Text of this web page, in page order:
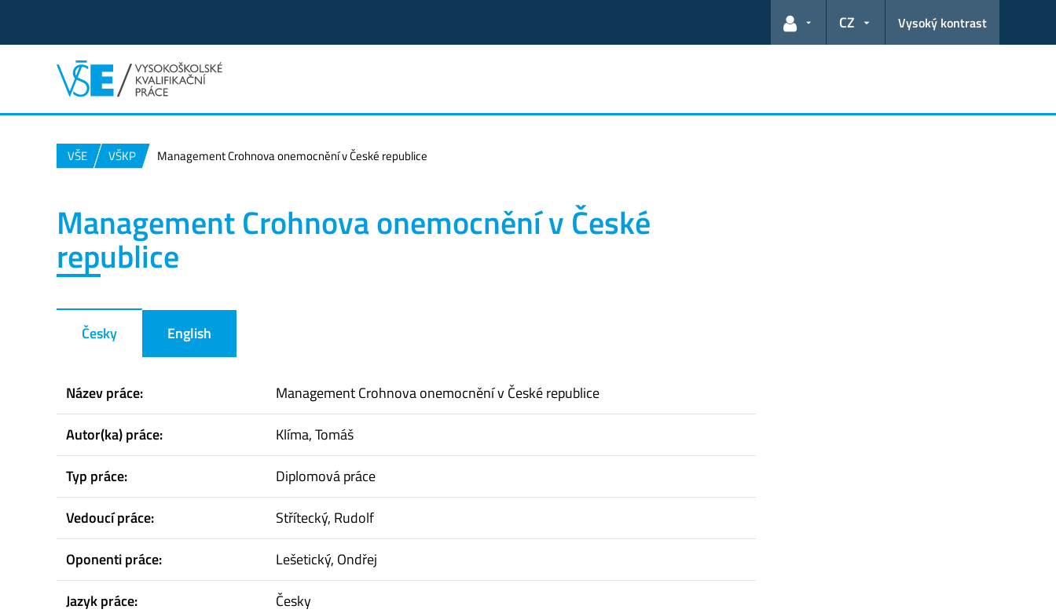
Odkazy pro uživatele
CZ Vysoký kontrast
VŠE VŠKP Management Crohnova onemocnění v České republice
Management Crohnova onemocnění v České
republice
Česky English
Název práce:
Management Crohnova onemocnění v České republice
Autor(ka) práce:
Klíma, Tomáš
Typ práce:
Diplomová práce
Vedoucí práce:
Střítecký, Rudolf
Oponenti práce:
Lešetický, Ondřej
Jazyk práce:
Česky